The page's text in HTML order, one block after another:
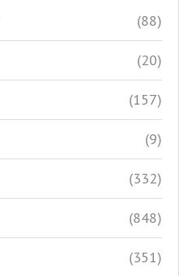
(88)
(20)
(157)
(9)
(332)
(848)
(351)